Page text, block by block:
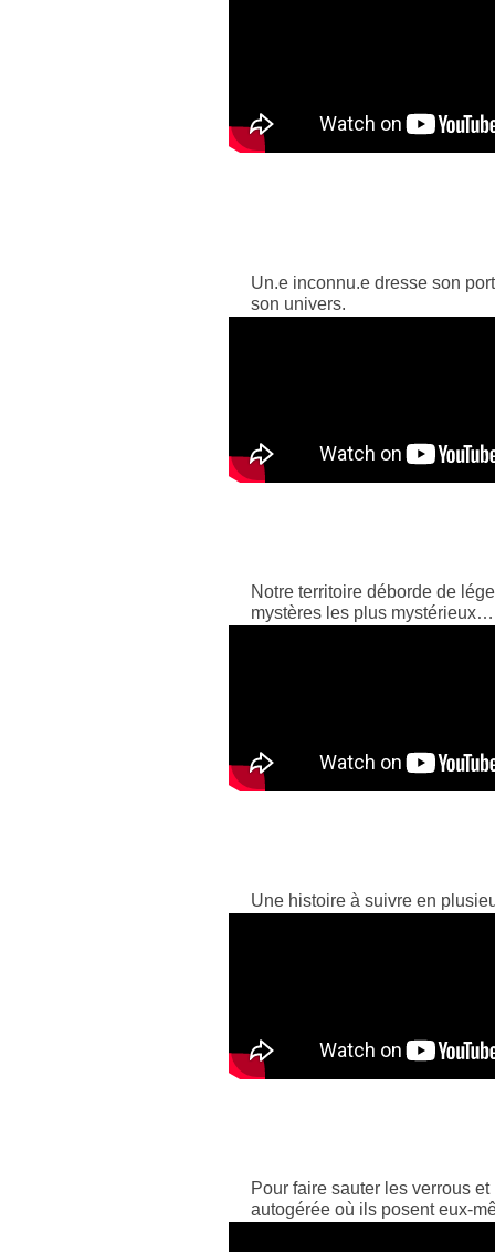
Un.e inconnu.e dresse son
son univers.
Notre territoire déborde de
mystères les plus mystérieux…
Une histoire à suivre en
Pour faire sauter les verrous
autogérée où ils posent eux-